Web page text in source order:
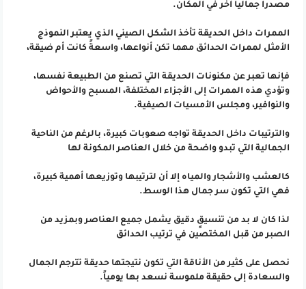
مصدراً جمالياً آخر في المكان.
الممرات داخل الحديقة تأخذ الشكل الصيني الذي يعتبر النموذج
الأمثل لممرات الحدائق مهما تكن أنواعها، واسعةً كانت أم ضيقة،
فإنها تعبر عن مكنونات الحديقة التي تصنع من الطبيعة نفسها،
وتؤدي هذه الممرات إلى الأجزاء المختلفة، المسبح والأحواض
والنوافير، ومجلس الأمسيات الصيفية.
والترتيبات داخل الحديقة تواجه صعوبات كبيرة، بالرغم من الناحية
الجمالية التي تبدو واضحة من خلال العناصر المكونة لها
كالعشب والأشجار والمياه إلا أن لترتيبها وتوزيعها أهمية كبيرة،
فهي التي تكون سر جمال هذا الوسط.
لذا كان لا بد من تنسيقٍ دقيق يشمل جميع العناصر وبمزيد من
الصبر من قبل المختصين في ترتيب الحدائق
نحصل على كثير من الأناقة التي تكون نتيجتها حديقة تترجم الجمال
والسعادة إلى حقيقة ملموسة نسعد بها يومياً.